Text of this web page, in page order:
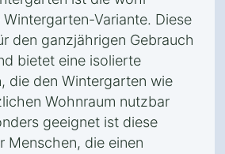
Variante. Diese
den ganzjährigen Gebrauch
bietet eine isolierte
die den Wintergarten wie
Wohnraum nutzbar
geeignet ist diese
Menschen, die einen